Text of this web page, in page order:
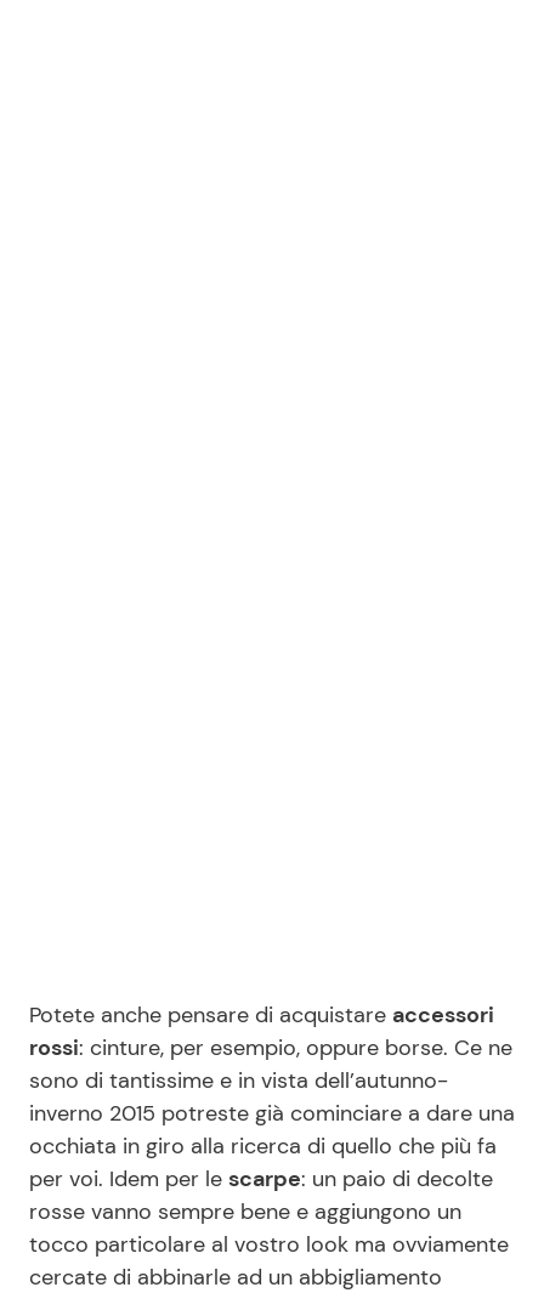
Potete anche pensare di acquistare accessori
rossi: cinture, per esempio, oppure borse. Ce ne
sono di tantissime e in vista dell’autunno-
inverno 2015 potreste già cominciare a dare una
occhiata in giro alla ricerca di quello che più fa
per voi. Idem per le scarpe: un paio di decolte
rosse vanno sempre bene e aggiungono un
tocco particolare al vostro look ma ovviamente
cercate di abbinarle ad un abbigliamento